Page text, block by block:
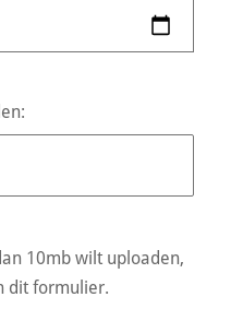
10mb wilt uploaden,
dit formulier.